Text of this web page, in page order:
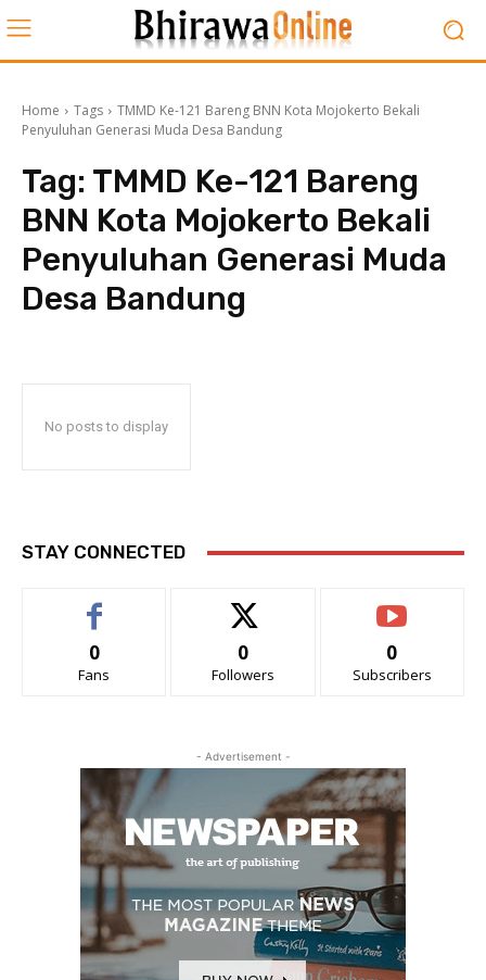
Home Tags
TMMD Ke-121 Bareng BNN Kota Mojokerto Bekali
Penyuluhan Generasi Muda Desa Bandung
Tag: TMMD Ke-121 Bareng
BNN Kota Mojokerto Bekali
Penyuluhan Generasi Muda
Desa Bandung
No posts to display
STAY CONNECTED
0
Fans
0
Followers
0
Subscribers
- Advertisement -